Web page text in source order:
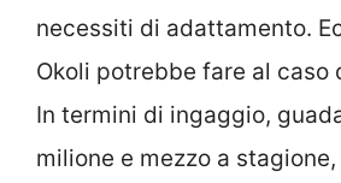
necessiti di adattamento.
Okoli potrebbe fare al caso
In termini di ingaggio,
milione e mezzo a